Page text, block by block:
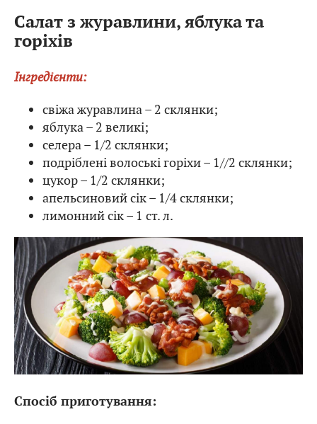
Салат з журавлини, яблука та
горіхів
Інгредієнти:
свіжа журавлина – 2 склянки;
яблука – 2 великі;
селера – 1/2 склянки;
подріблені волоські горіхи – 1//2 склянки;
цукор – 1/2 склянки;
апельсиновий сік – 1/4 склянки;
лимонний сік – 1 ст. л.
Спосіб приготування: